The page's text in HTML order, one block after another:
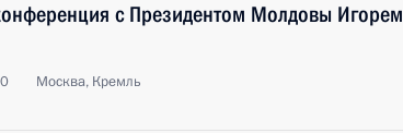
с Президентом Молдовы Игорем
Москва, Кремль